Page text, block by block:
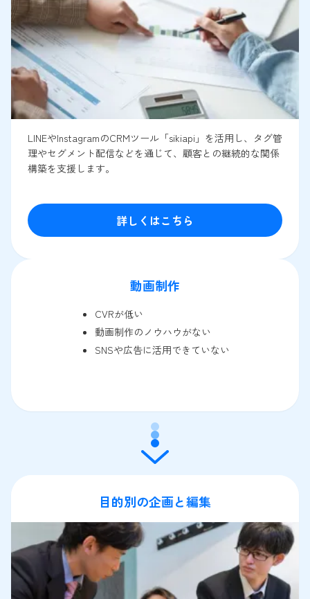
LINEやInstagramのCRMツール「sikiapi」を活用し、タグ管
理やセグメント配信などを通じて、顧客との継続的な関係
構築を支援します。
詳しくはこちら
動画制作
CVRが低い
動画制作のノウハウがない
SNSや広告に活用できていない
目的別の企画と編集